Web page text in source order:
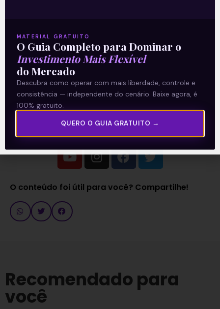
—
Leia também:Entrega de relatório da
Reforma Tributária
Acompanhe nossas Redes Sociais!
O conteúdo foi útil para você? Compartilhe!
Recomendado para
você
MATERIAL GRATUITO
O Guia Completo para Dominar o
Investimento Mais Flexível
do Mercado
Descubra como operar com mais liberdade, controle e
consistência — independente do cenário. Baixe agora, é
100% gratuito.
QUERO O GUIA GRATUITO →